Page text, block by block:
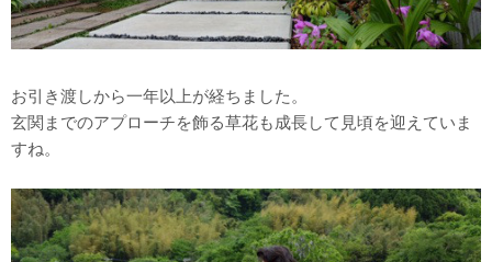
お引き渡しから一年以上が経ちました。
玄関までのアプローチを飾る草花も成長して見頃を迎えていま
すね。